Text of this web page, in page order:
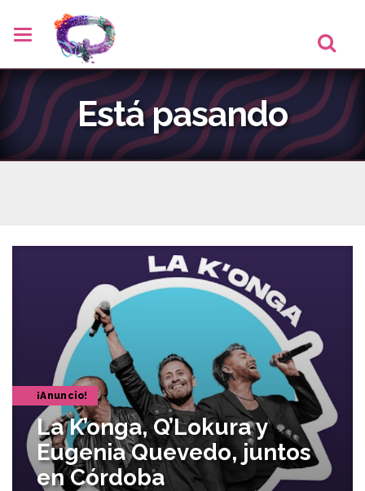
Está pasando
¡Anuncio!
La K’onga, Q’Lokura y
Eugenia Quevedo, juntos
en Córdoba